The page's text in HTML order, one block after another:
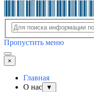
Пропустить меню
×
Главная
О нас
▼